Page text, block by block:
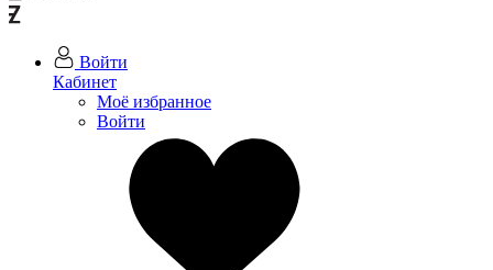
Войти
Кабинет
Моё избранное
Войти